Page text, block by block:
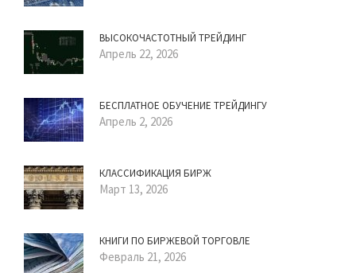
ВЫСОКОЧАСТОТНЫЙ ТРЕЙДИНГ
Апрель 22, 2026
БЕСПЛАТНОЕ ОБУЧЕНИЕ ТРЕЙДИНГУ
Апрель 2, 2026
КЛАССИФИКАЦИЯ БИРЖ
Март 13, 2026
КНИГИ ПО БИРЖЕВОЙ ТОРГОВЛЕ
Февраль 21, 2026